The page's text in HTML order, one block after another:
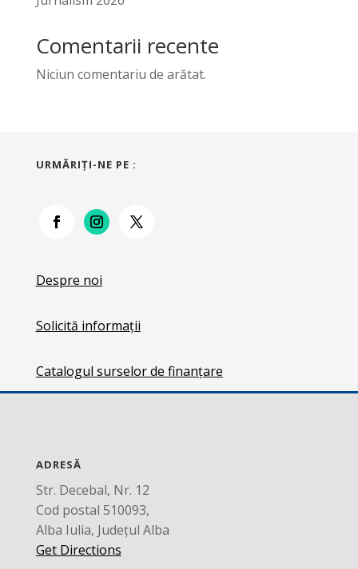
Comentarii recente
Niciun comentariu de arătat.
URMĂRIŢI-NE PE :
Despre noi
Solicită informații
Catalogul surselor de finanțare
ADRESĂ
Str. Decebal, Nr. 12
Cod postal 510093,
Alba Iulia, Județul Alba
Get Directions